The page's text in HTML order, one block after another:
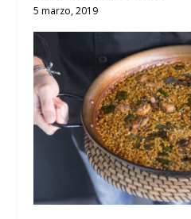
5 marzo, 2019